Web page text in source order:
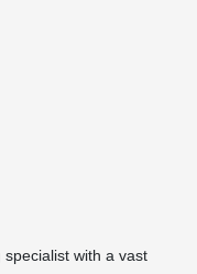
with a vast